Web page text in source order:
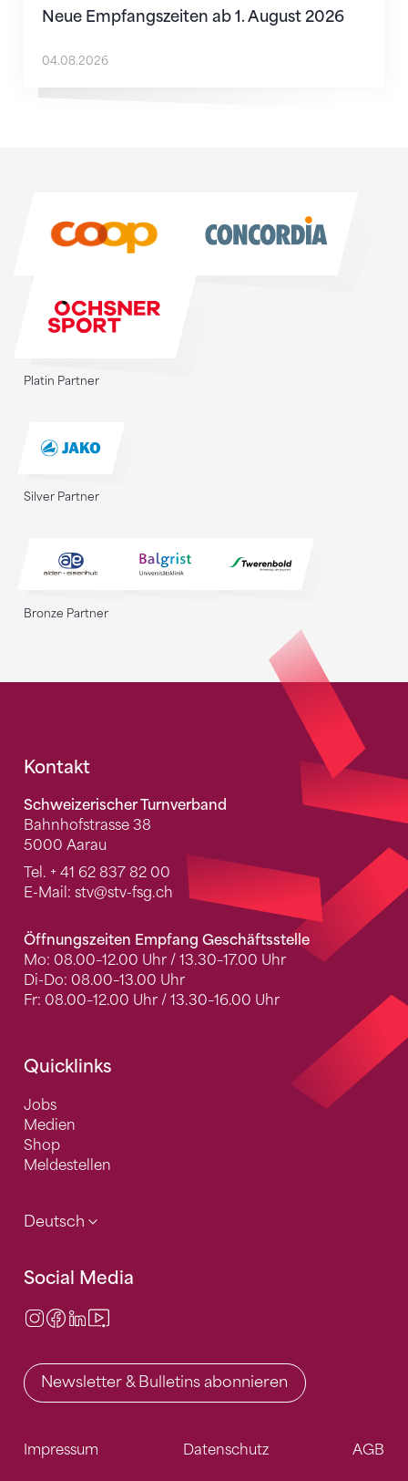
Neue Empfangszeiten ab 1. August 2026
04.08.2026
Platin Partner
Silver Partner
Bronze Partner
Fusszeile
Kontakt
Schweizerischer Turnverband
Bahnhofstrasse 38
5000 Aarau
Tel. + 41 62 837 82 00
E-Mail: stv@stv-fsg.ch
Öffnungszeiten Empfang Geschäftsstelle
Mo: 08.00–12.00 Uhr / 13.30–17.00 Uhr
Di-Do: 08.00–13.00 Uhr
Fr: 08.00–12.00 Uhr / 13.30–16.00 Uhr
Quicklinks
Jobs
Medien
Shop
Meldestellen
Deutsch
Social Media
Instagram
Facebook
LinkedIn
Newsletter & Bulletins abonnieren
Impressum Datenschutz AGB